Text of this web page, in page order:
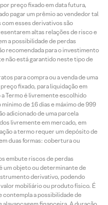
preço fixado em data futura,
pagar um prêmio ao vendedor tal
esses derivativos são
altas relações de risco e
a possibilidade de perdas
recomendada para o investimento
não está garantido neste tipo de
para compra ou a venda de uma
fixado, para liquidação em
Termo é livremente escolhido
de 16 dias e máximo de 999
adicionado de uma parcela
livremente em mercado, em
a termo requer um depósito de
duas formas: cobertura ou
embute riscos de perdas
um objeto ou determinante de
derivativo, podendo
mobiliário ou produto físico. É
a possibilidade de